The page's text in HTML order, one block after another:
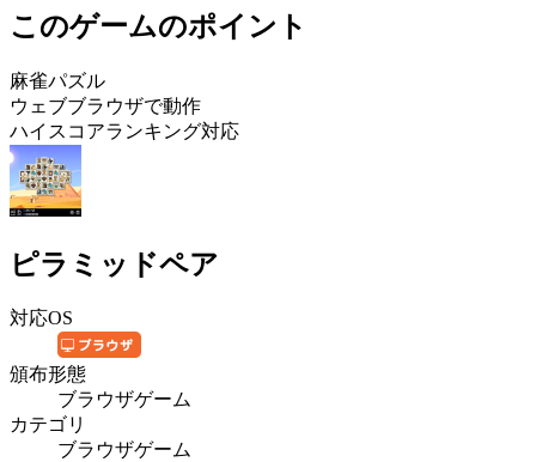
このゲームのポイント
麻雀パズル
ウェブブラウザで動作
ハイスコアランキング対応
ピラミッドペア
対応OS
頒布形態
ブラウザゲーム
カテゴリ
ブラウザゲーム